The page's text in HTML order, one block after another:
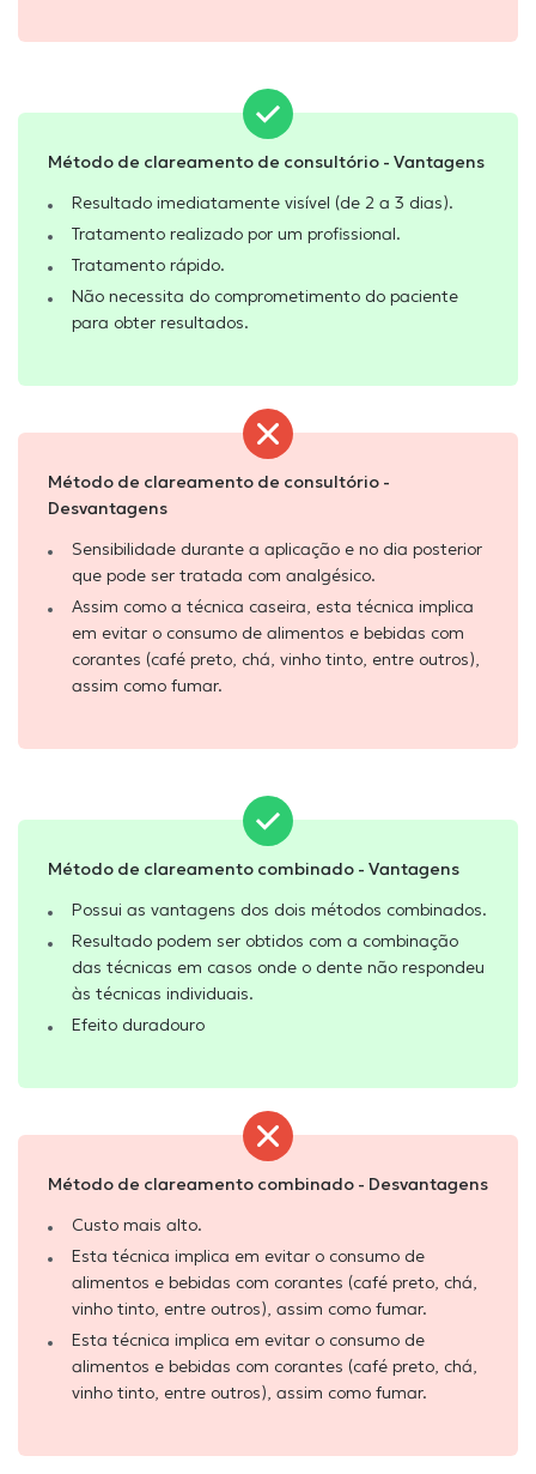
Método de clareamento de consultório - Vantagens
Resultado imediatamente visível (de 2 a 3 dias).
Tratamento realizado por um profissional.
Tratamento rápido.
Não necessita do comprometimento do paciente
para obter resultados.
Método de clareamento de consultório -
Desvantagens
Sensibilidade durante a aplicação e no dia posterior
que pode ser tratada com analgésico.
Assim como a técnica caseira, esta técnica implica
em evitar o consumo de alimentos e bebidas com
corantes (café preto, chá, vinho tinto, entre outros),
assim como fumar.
Método de clareamento combinado - Vantagens
Possui as vantagens dos dois métodos combinados.
Resultado podem ser obtidos com a combinação
das técnicas em casos onde o dente não respondeu
às técnicas individuais.
Efeito duradouro
Método de clareamento combinado - Desvantagens
Custo mais alto.
Esta técnica implica em evitar o consumo de
alimentos e bebidas com corantes (café preto, chá,
vinho tinto, entre outros), assim como fumar.
Esta técnica implica em evitar o consumo de
alimentos e bebidas com corantes (café preto, chá,
vinho tinto, entre outros), assim como fumar.